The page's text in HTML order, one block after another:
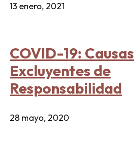
13 enero, 2021
COVID-19: Causas
Excluyentes de
Responsabilidad
28 mayo, 2020